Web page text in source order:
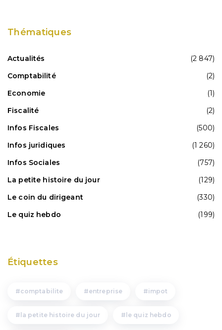
Thématiques
Actualités
(2 847)
Comptabilité
(2)
Economie
(1)
Fiscalité
(2)
Infos Fiscales
(500)
Infos juridiques
(1 260)
Infos Sociales
(757)
La petite histoire du jour
(129)
Le coin du dirigeant
(330)
Le quiz hebdo
(199)
Étiquettes
comptabilite entreprise impot
la petite histoire du jour le quiz hebdo